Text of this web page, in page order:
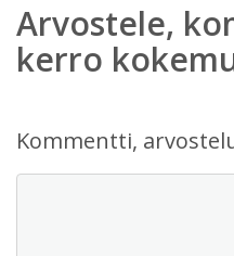
Arvostele,
kerro
Kommentti,